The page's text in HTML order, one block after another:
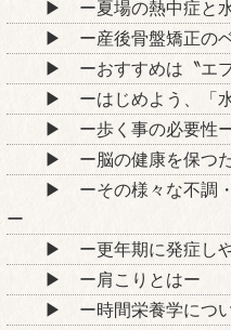
ー夏場の熱中症と
ー産後骨盤矯正の
ーおすすめは〝エ
ーはじめよう、「
ー歩く事の必要性
ー脳の健康を保つ
ーその様々な不調
ー
ー更年期に発症し
ー肩こりとはー
ー時間栄養学につ